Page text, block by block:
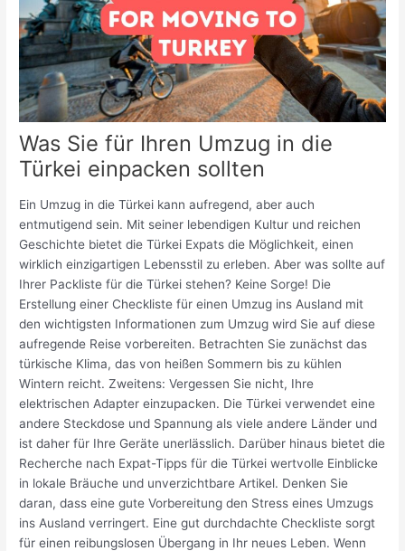
Was Sie für Ihren Umzug in die
Türkei einpacken sollten
Ein Umzug in die Türkei kann aufregend, aber auch
entmutigend sein. Mit seiner lebendigen Kultur und reichen
Geschichte bietet die Türkei Expats die Möglichkeit, einen
wirklich einzigartigen Lebensstil zu erleben. Aber was sollte auf
Ihrer Packliste für die Türkei stehen? Keine Sorge! Die
Erstellung einer Checkliste für einen Umzug ins Ausland mit
den wichtigsten Informationen zum Umzug wird Sie auf diese
aufregende Reise vorbereiten. Betrachten Sie zunächst das
türkische Klima, das von heißen Sommern bis zu kühlen
Wintern reicht. Zweitens: Vergessen Sie nicht, Ihre
elektrischen Adapter einzupacken. Die Türkei verwendet eine
andere Steckdose und Spannung als viele andere Länder und
ist daher für Ihre Geräte unerlässlich. Darüber hinaus bietet die
Recherche nach Expat-Tipps für die Türkei wertvolle Einblicke
in lokale Bräuche und unverzichtbare Artikel. Denken Sie
daran, dass eine gute Vorbereitung den Stress eines Umzugs
ins Ausland verringert. Eine gut durchdachte Checkliste sorgt
für einen reibungslosen Übergang in Ihr neues Leben. Wenn